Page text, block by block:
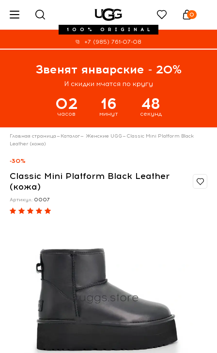
100% ORIGINAL
0
+7 (985) 761-07-08
Звенят январские - 20%
И скидки мчатся по кругу
02
часов
16
минут
48
секунд
Главная страница— Каталог— Женские UGG— Classic Mini Platform Black
Leather (кожа)
-30%
Classic Mini Platform Black Leather
(кожа)
Артикул: 0007